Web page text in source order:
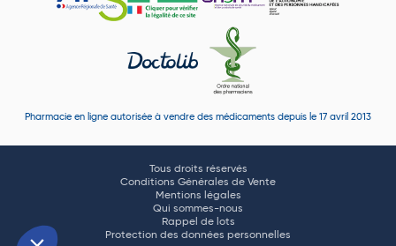
Pharmacie en ligne autorisée à vendre des médicaments depuis le 17 avril 2013
Tous droits réservés
Conditions Générales de Vente
Mentions légales
Qui sommes-nous
Rappel de lots
Protection des données personnelles